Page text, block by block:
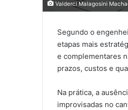
Valderci Malagosini
Segundo o
etapas mais
e complementares
prazos, custos e
Na prática, a
improvisadas no